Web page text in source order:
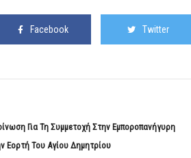
Facebook Twitter
Για Τη Συμμετοχή Στην Εμποροπανήγυρη
Εορτή Του Αγίου Δημητρίου